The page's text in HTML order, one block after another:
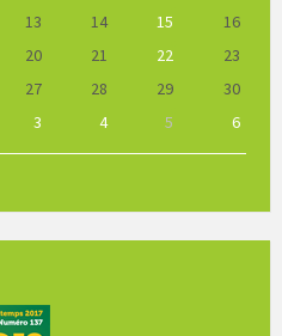
13 14 15
16
20 21 22
23
27 28 29
30
3 4 5
6